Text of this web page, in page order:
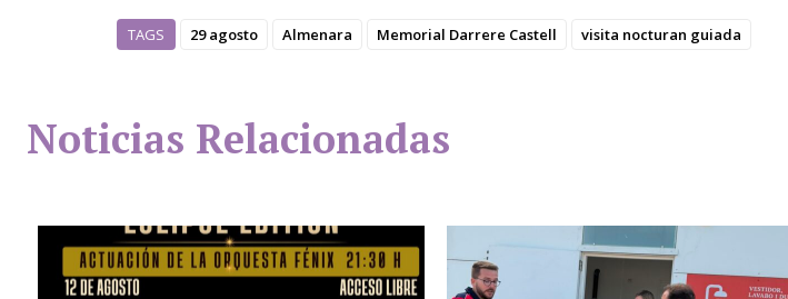
TAGS 29 agosto Almenara Memorial Darrere Castell visita nocturan guiada
Noticias Relacionadas